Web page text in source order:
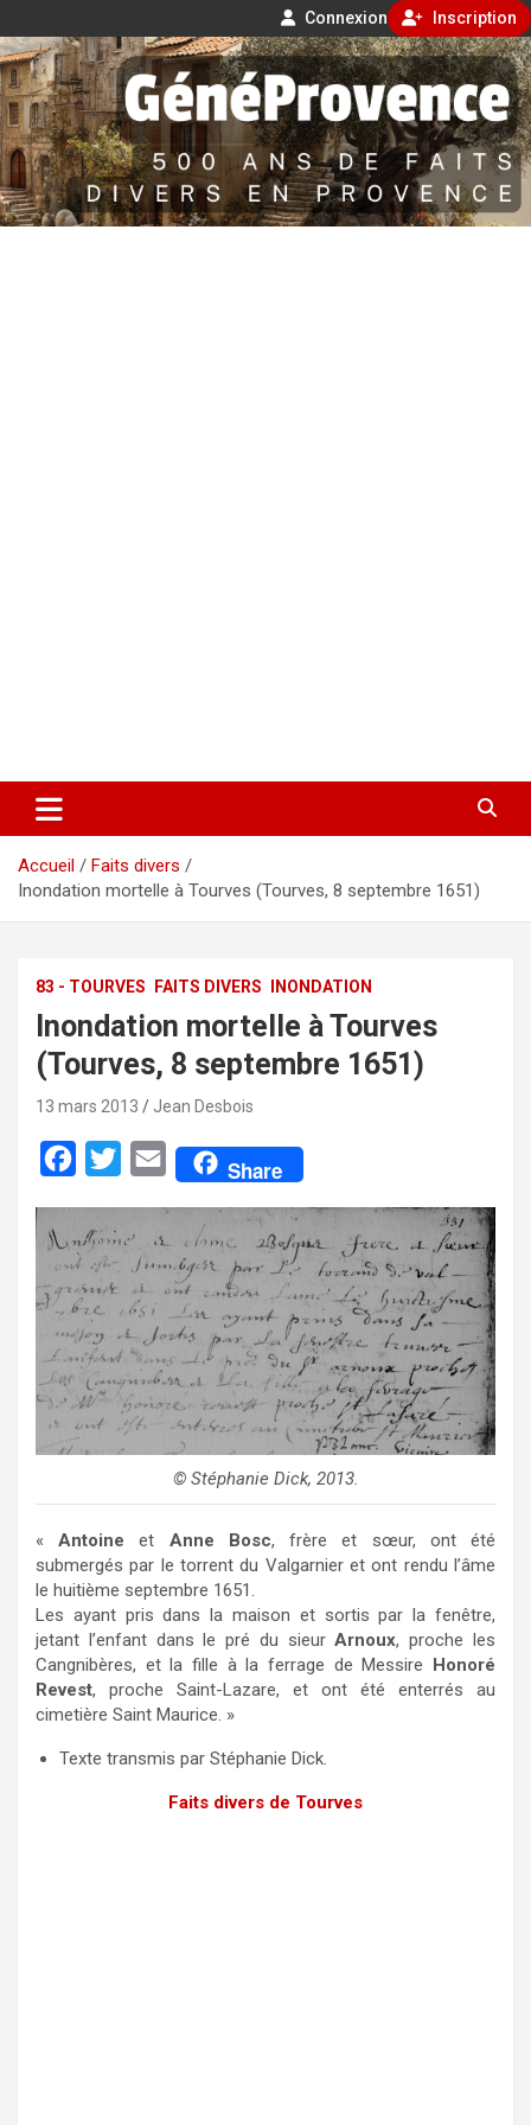
Connexion Inscription
Aller
au
contenu
GénéProvence
500 ans de faits divers en Provence
Accueil
Faits divers
Inondation mortelle à Tourves (Tourves, 8 septembre 1651)
83 - TOURVES FAITS DIVERS INONDATION
Inondation mortelle à Tourves
(Tourves, 8 septembre 1651)
13 mars 2013 Jean Desbois
e
b
o
o
k
e
E
i
l
Share
© Stéphanie Dick, 2013.
«Antoine et Anne Bosc, frère et sœur, ont été
submergés par le torrent du Valgarnier et ont rendu l’âme
le huitième septembre 1651.
Les ayant pris dans la maison et sortis par la fenêtre,
jetant l’enfant dans le pré du sieurArnoux, proche les
Cangnibères, et la fille à la ferrage de Messire Honoré
Revest, proche Saint-Lazare, et ont été enterrés au
cimetière Saint Maurice. »
Texte transmis par Stéphanie Dick.
Faits divers de Tourves